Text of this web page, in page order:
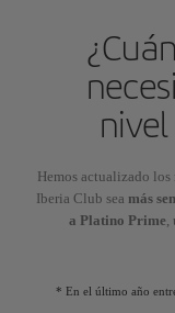
Hemos actualizado
Iberia Club sea más
a Platino Prime
* En el último año